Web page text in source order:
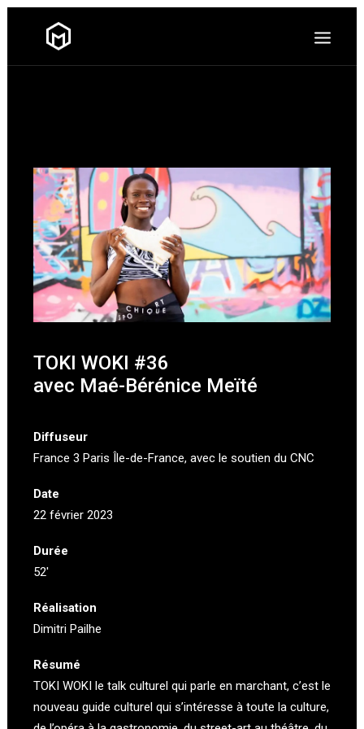
TOKI WOKI #36
avec Maé-Bérénice Meïté
Diffuseur
France 3 Paris Île-de-France, avec le soutien du CNC
Date
22 février 2023
Durée
52′
Réalisation
Dimitri Pailhe
Résumé
TOKI WOKI le talk culturel qui parle en marchant, c’est le
nouveau guide culturel qui s’intéresse à toute la culture,